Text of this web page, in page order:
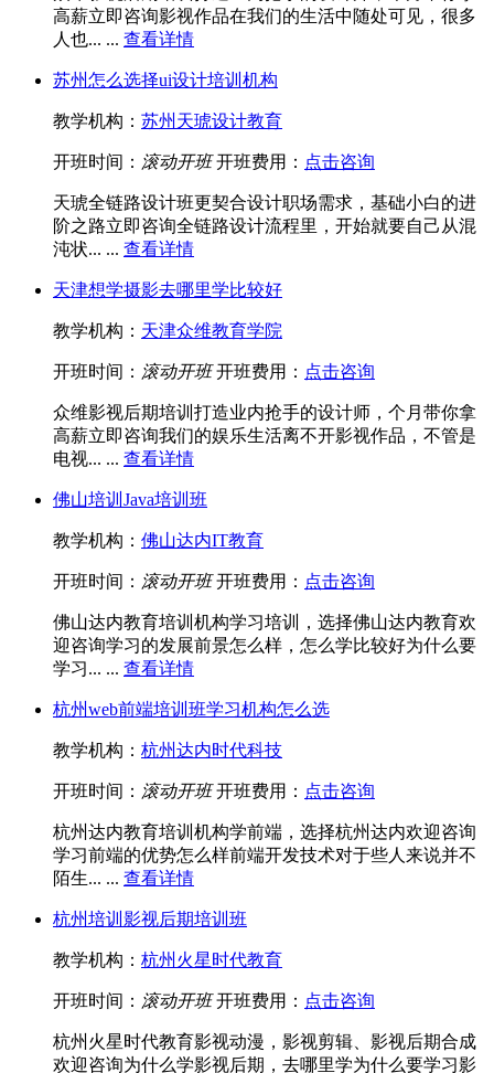
高薪立即咨询影视作品在我们的生活中随处可见，很多
人也... ... 查看详情
苏州怎么选择ui设计培训机构
教学机构： 苏州天琥设计教育
开班时间： 滚动开班 开班费用： 点击咨询
天琥全链路设计班更契合设计职场需求，基础小白的进
阶之路立即咨询全链路设计流程里，开始就要自己从混
沌状... ... 查看详情
天津想学摄影去哪里学比较好
教学机构： 天津众维教育学院
开班时间： 滚动开班 开班费用： 点击咨询
众维影视后期培训打造业内抢手的设计师，个月带你拿
高薪立即咨询我们的娱乐生活离不开影视作品，不管是
电视... ... 查看详情
佛山培训Java培训班
教学机构： 佛山达内IT教育
开班时间： 滚动开班 开班费用： 点击咨询
佛山达内教育培训机构学习培训，选择佛山达内教育欢
迎咨询学习的发展前景怎么样，怎么学比较好为什么要
学习... ... 查看详情
杭州web前端培训班学习机构怎么选
教学机构： 杭州达内时代科技
开班时间： 滚动开班 开班费用： 点击咨询
杭州达内教育培训机构学前端，选择杭州达内欢迎咨询
学习前端的优势怎么样前端开发技术对于些人来说并不
陌生... ... 查看详情
杭州培训影视后期培训班
教学机构： 杭州火星时代教育
开班时间： 滚动开班 开班费用： 点击咨询
杭州火星时代教育影视动漫，影视剪辑、影视后期合成
欢迎咨询为什么学影视后期，去哪里学为什么要学习影